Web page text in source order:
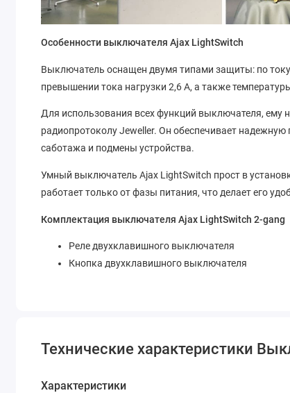
Особенности выключателя Ajax LightSwitch
Выключатель оснащен двумя типами защиты: по
превышении тока нагрузки 2,6 А, а также
Для использования всех функций выключателя, ему
радиопротоколу Jeweller. Он обеспечивает
саботажа и подмены устройства.
Умный выключатель Ajax LightSwitch прост в
работает только от фазы питания, что делает его
Комплектация выключателя Ajax LightSwitch 2-gang
Реле двухклавишного выключателя
Кнопка двухклавишного выключателя
Технические характеристики
Характеристики